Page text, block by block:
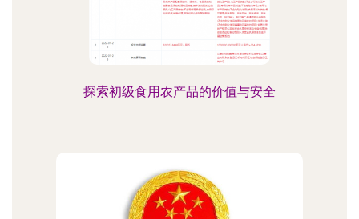
探索初级食用农产品的价值与安全